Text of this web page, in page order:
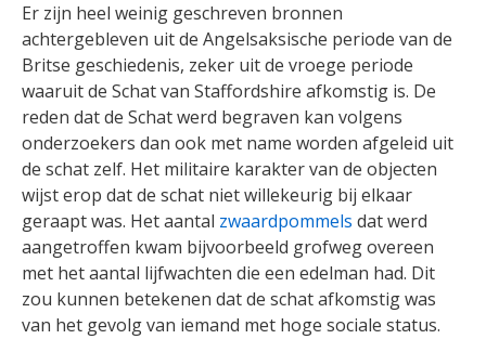
Er zijn heel weinig geschreven bronnen
achtergebleven uit de Angelsaksische periode van de
Britse geschiedenis, zeker uit de vroege periode
waaruit de Schat van Staffordshire afkomstig is. De
reden dat de Schat werd begraven kan volgens
onderzoekers dan ook met name worden afgeleid uit
de schat zelf. Het militaire karakter van de objecten
wijst erop dat de schat niet willekeurig bij elkaar
geraapt was. Het aantal zwaardpommels dat werd
aangetroffen kwam bijvoorbeeld grofweg overeen
met het aantal lijfwachten die een edelman had. Dit
zou kunnen betekenen dat de schat afkomstig was
van het gevolg van iemand met hoge sociale status.